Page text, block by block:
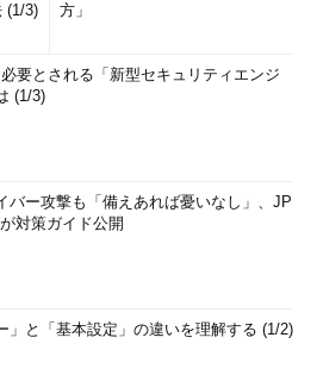
(1/3)
方」
必要とされる「新型セキュリティエンジ
(1/3)
バー攻撃も「備えあれば憂いなし」、JP
対策ガイド公開
」と「基本設定」の違いを理解する (1/2)